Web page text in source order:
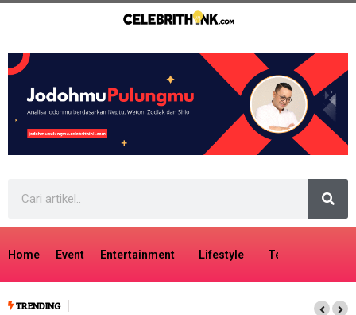
Home Event Entertainment Lifestyle Tech
TRENDING